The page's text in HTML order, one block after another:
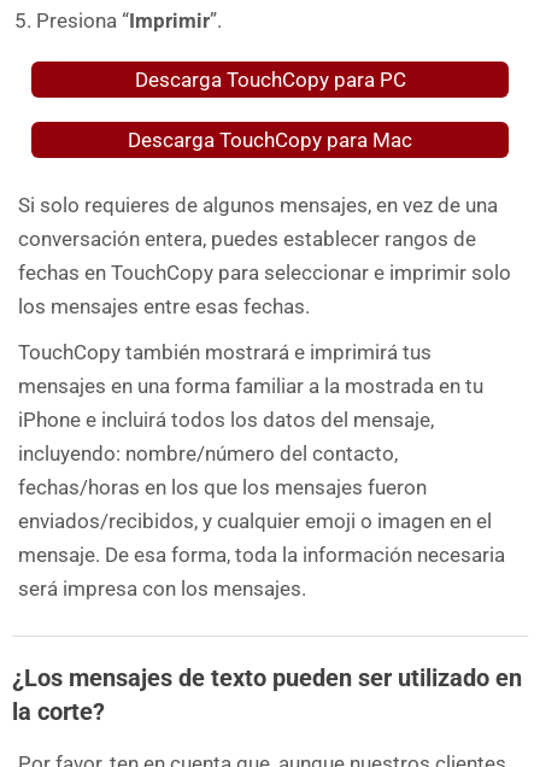
Presiona “Imprimir”.
Descarga TouchCopy para PC
Descarga TouchCopy para Mac
Si solo requieres de algunos mensajes, en vez de una
conversación entera, puedes establecer rangos de
fechas en TouchCopy para seleccionar e imprimir solo
los mensajes entre esas fechas.
TouchCopy también mostrará e imprimirá tus
mensajes en una forma familiar a la mostrada en tu
iPhone e incluirá todos los datos del mensaje,
incluyendo: nombre/número del contacto,
fechas/horas en los que los mensajes fueron
enviados/recibidos, y cualquier emoji o imagen en el
mensaje. De esa forma, toda la información necesaria
será impresa con los mensajes.
¿Los mensajes de texto pueden ser utilizado en
la corte?